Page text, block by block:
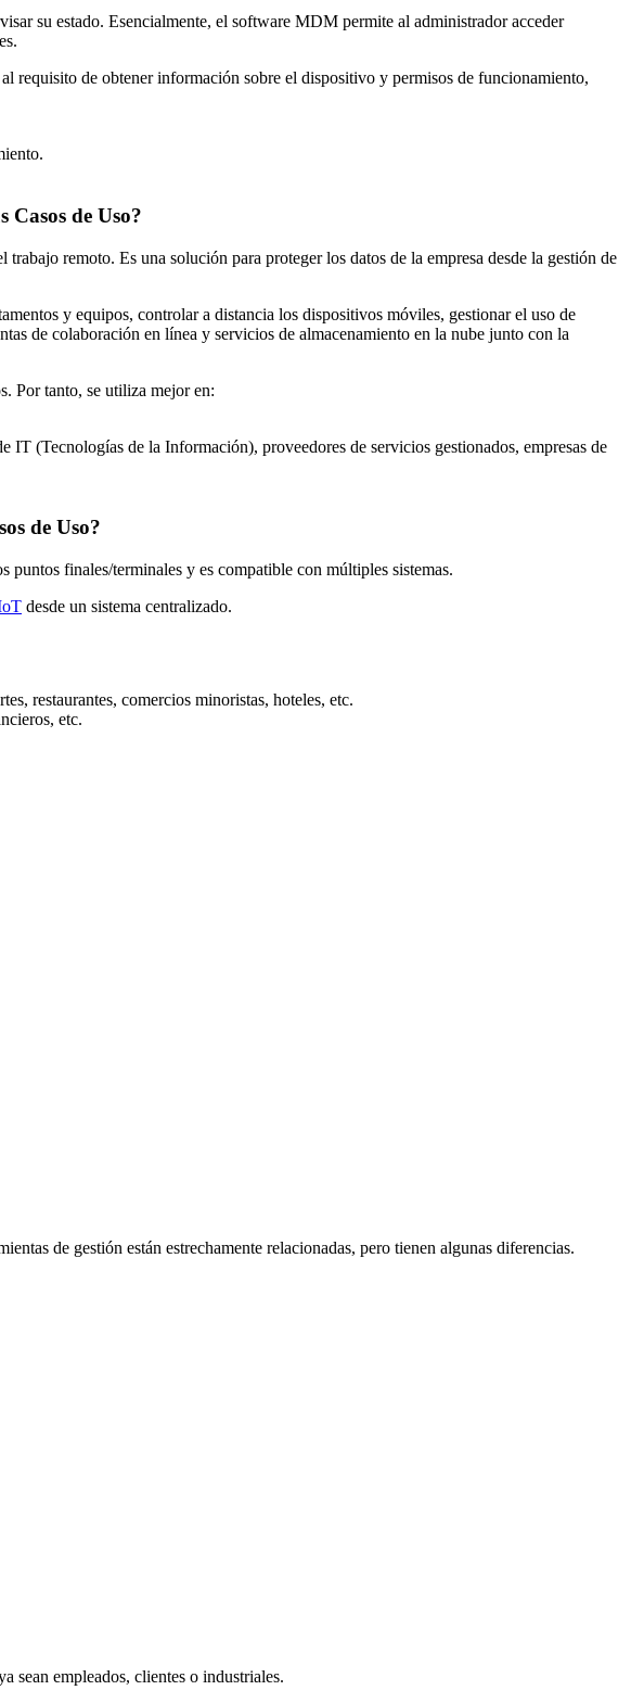
su estado. Esencialmente, el software MDM permite al administrador acceder
requisito de obtener información sobre el dispositivo y permisos de funcionamiento,
de Uso?
remoto. Es una solución para proteger los datos de la empresa desde la gestión de
y equipos, controlar a distancia los dispositivos móviles, gestionar el uso de
de colaboración en línea y servicios de almacenamiento en la nube junto con la
Por tanto, se utiliza mejor en:
IT (Tecnologías de la Información), proveedores de servicios gestionados, empresas de
de Uso?
finales/terminales y es compatible con múltiples sistemas.
desde un sistema centralizado.
restaurantes, comercios minoristas, hoteles, etc.
etc.
de gestión están estrechamente relacionadas, pero tienen algunas diferencias.
sean empleados, clientes o industriales.